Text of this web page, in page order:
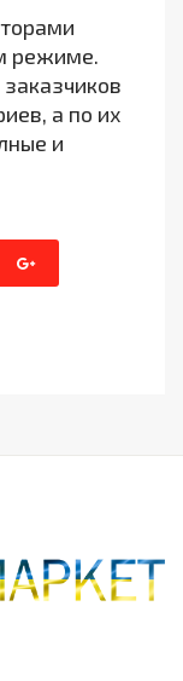
режиме.
а по их
и